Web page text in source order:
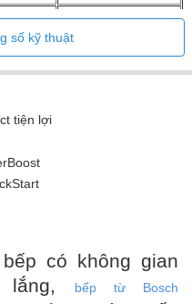
6 kg
5 kg
số kỹ thuật
tiện lợi
có không gian
lắng,
bếp từ Bosch